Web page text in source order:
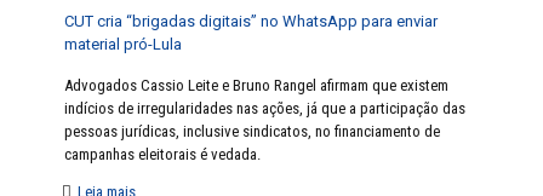
CUT cria “brigadas digitais” no WhatsApp para enviar
material pró-Lula
Advogados Cassio Leite e Bruno Rangel afirmam que existem
indícios de irregularidades nas ações, já que a participação das
pessoas jurídicas, inclusive sindicatos, no financiamento de
campanhas eleitorais é vedada.
Leia mais